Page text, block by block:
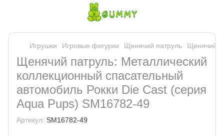
Игрушки Игровые фигурки Щенячий патруль Щенячий
Щенячий патруль: Металлический
коллекционный спасательный
автомобиль Рокки Die Cast (серия
Aqua Pups) SM16782-49
Артикул: SM16782-49